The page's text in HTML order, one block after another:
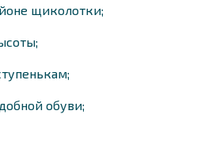
щиколотки;
обуви;